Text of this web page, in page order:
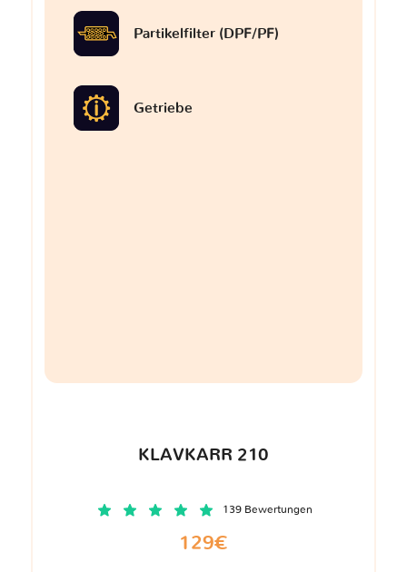
Partikelfilter (DPF/PF)
Getriebe
KLAVKARR 210
139 Bewertungen
129€